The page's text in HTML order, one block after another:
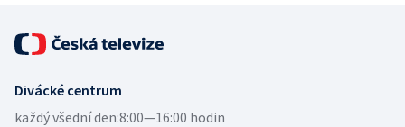
Divácké centrum
každý všední den:8:00—16:00 hodin